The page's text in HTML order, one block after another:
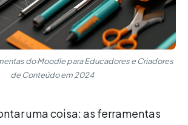
do Moodle para Educadores e Criadores
de Conteúdo em 2024
uma coisa: as ferramentas